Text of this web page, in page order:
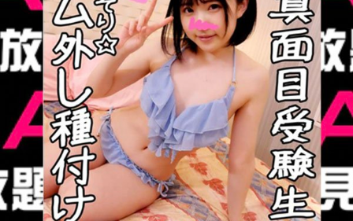
【画像】かつて天下を獲っていたYouTuberの現在ｗｗ
ｗｗ
【速報】熊本イオンモール、爆発の原因は『これ』の
可能性
【衝撃】ワイのパッパ、会社でナンバーツーになった
結果ｗｗｗｗ...
可愛すぎるおむすび屋さん（28）、新店舗に4000万円
クラフ...
【悲報】ラッパーさん、札束披露するもネット民から
「新社会人の...
X民「クレーンゲームで飲むヨーグルト取れた！ちゃん